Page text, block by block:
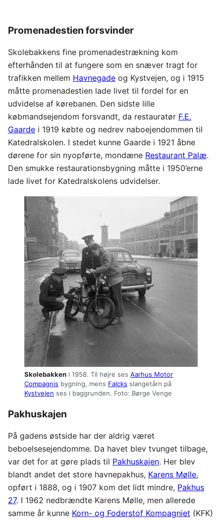
Promenadestien forsvinder
Skolebakkens fine promenadestrækning kom
efterhånden til at fungere som en snæver tragt for
trafikken mellem Havnegade og Kystvejen, og i 1915
måtte promenadestien lade livet til fordel for en
udvidelse af kørebanen. Den sidste lille
købmandsejendom forsvandt, da restauratør F.E.
Gaarde i 1919 købte og nedrev naboejendommen til
Katedralskolen. I stedet kunne Gaarde i 1921 åbne
dørene for sin nyopførte, mondæne Restaurant Palæ.
Den smukke restaurationsbygning måtte i 1950’erne
lade livet for Katedralskolens udvidelser.
Skolebakken i 1958. Til højre ses Aarhus Motor
Compagnis bygning, mens Falcks slangetårn på
Kystvejen ses i baggrunden. Foto: Børge Venge
Pakhuskajen
På gadens østside har der aldrig været
beboelsesejendomme. Da havet blev tvunget tilbage,
var det for at gøre plads til Pakhuskajen. Her blev
blandt andet det store havnepakhus, Karens Mølle,
opført i 1888, og i 1907 kom det lidt mindre, Pakhus
27. I 1962 nedbrændte Karens Mølle, men allerede
samme år kunne Korn- og Foderstof Kompagniet (KFK)